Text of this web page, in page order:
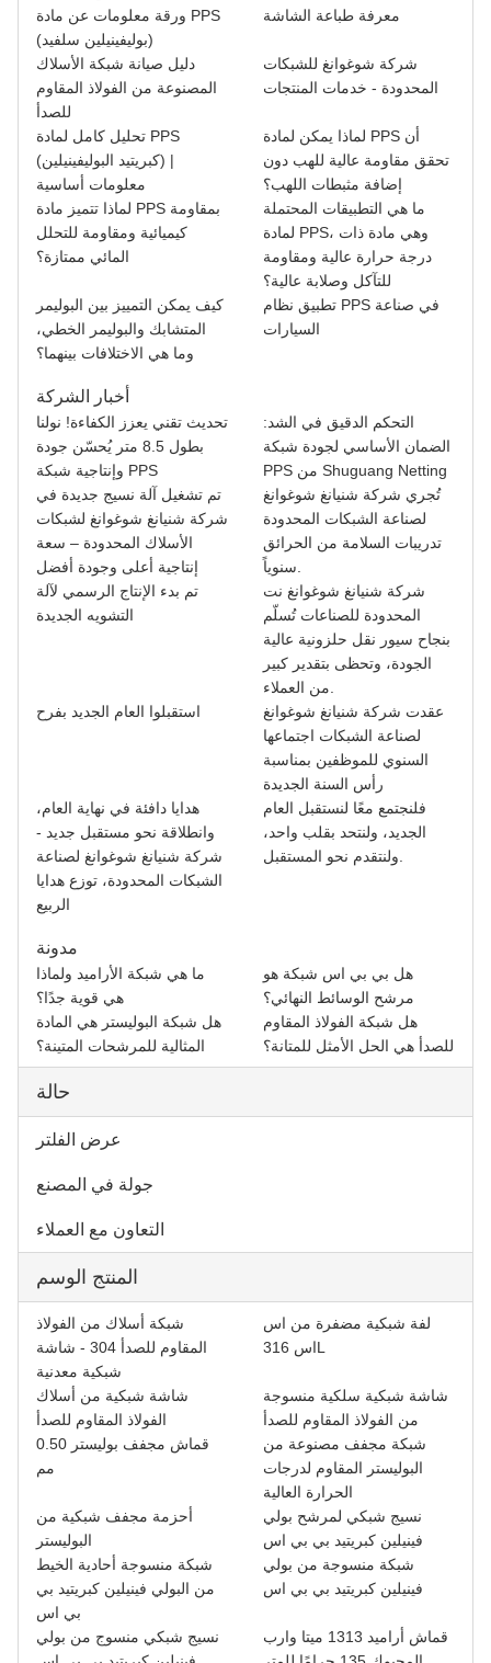
ورقة معلومات عن مادة PPS
(بوليفينيلين سلفيد)
معرفة طباعة الشاشة
دليل صيانة شبكة الأسلاك
المصنوعة من الفولاذ المقاوم
للصدأ
شركة شوغوانغ للشبكات
المحدودة - خدمات المنتجات
تحليل كامل لمادة PPS
(كبريتيد البوليفينيلين) |
معلومات أساسية
لماذا يمكن لمادة PPS أن
تحقق مقاومة عالية للهب دون
إضافة مثبطات اللهب؟
لماذا تتميز مادة PPS بمقاومة
كيميائية ومقاومة للتحلل
المائي ممتازة؟
ما هي التطبيقات المحتملة
لمادة PPS، وهي مادة ذات
درجة حرارة عالية ومقاومة
للتآكل وصلابة عالية؟
كيف يمكن التمييز بين البوليمر
المتشابك والبوليمر الخطي،
وما هي الاختلافات بينهما؟
تطبيق نظام PPS في صناعة
السيارات
أخبار الشركة
تحديث تقني يعزز الكفاءة! نولنا
بطول 8.5 متر يُحسّن جودة
وإنتاجية شبكة PPS
التحكم الدقيق في الشد:
الضمان الأساسي لجودة شبكة
PPS من Shuguang Netting
تم تشغيل آلة نسيج جديدة في
شركة شنيانغ شوغوانغ لشبكات
الأسلاك المحدودة – سعة
إنتاجية أعلى وجودة أفضل
تُجري شركة شنيانغ شوغوانغ
لصناعة الشبكات المحدودة
تدريبات السلامة من الحرائق
تم بدء الإنتاج الرسمي لآلة
التشويه الجديدة
شركة شنيانغ شوغوانغ نت
المحدودة للصناعات تُسلّم
بنجاح سيور نقل حلزونية عالية
الجودة، وتحظى بتقدير كبير
استقبلوا العام الجديد بفرح
عقدت شركة شنيانغ شوغوانغ
لصناعة الشبكات اجتماعها
السنوي للموظفين بمناسبة
رأس السنة الجديدة
هدايا دافئة في نهاية العام،
وانطلاقة نحو مستقبل جديد -
شركة شنيانغ شوغوانغ لصناعة
الشبكات المحدودة، توزع هدايا
الربيع
فلنجتمع معًا لنستقبل العام
الجديد، ولنتحد بقلب واحد،
مدونة
ما هي شبكة الأراميد ولماذا
هي قوية جدًا؟
هل بي بي اس شبكة هو
مرشح الوسائط النهائي؟
هل شبكة البوليستر هي المادة
المثالية للمرشحات المتينة؟
هل شبكة الفولاذ المقاوم
للصدأ هي الحل الأمثل للمتانة؟
حالة
عرض الفلتر
جولة في المصنع
التعاون مع العملاء
المنتج الوسم
شبكة أسلاك من الفولاذ
المقاوم للصدأ 304 - شاشة
شبكية معدنية
لفة شبكية مضفرة من اس
اس 316L
شاشة شبكية من أسلاك
الفولاذ المقاوم للصدأ
شاشة شبكية سلكية منسوجة
من الفولاذ المقاوم للصدأ
قماش مجفف بوليستر 0.50
مم
شبكة مجفف مصنوعة من
البوليستر المقاوم لدرجات
الحرارة العالية
أحزمة مجفف شبكية من
البوليستر
نسيج شبكي لمرشح بولي
فينيلين كبريتيد بي بي اس
شبكة منسوجة أحادية الخيط
من البولي فينيلين كبريتيد بي
بي اس
شبكة منسوجة من بولي
فينيلين كبريتيد بي بي اس
نسيج شبكي منسوج من بولي
قماش أراميد 1313 ميتا وارب